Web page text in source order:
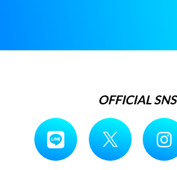
OFFICIAL SNS